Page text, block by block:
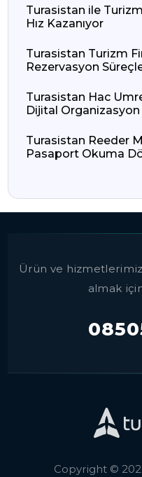
Turasistan ile
Hız Kazanıyor
Turasistan Turizm
Rezervasyon
Turasistan Hac
Dijital
Turasistan Reeder
Pasaport Okuma
Ürün ve
almak
Copyright ©